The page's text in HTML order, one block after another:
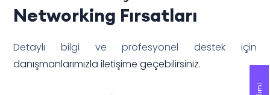
Networking Fırsatları
Detaylı bilgi ve profesyonel destek için
danışmanlarımızla iletişime geçebilirsiniz.